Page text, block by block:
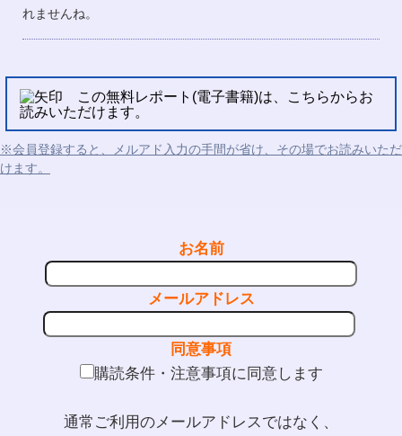
れませんね。
この無料レポート(電子書籍)は、こちらからお
読みいただけます。
※会員登録すると、メルアド入力の手間が省け、その場でお読みいただ
けます。
お名前
メールアドレス
同意事項
購読条件・注意事項に同意します
通常ご利用のメールアドレスではなく、